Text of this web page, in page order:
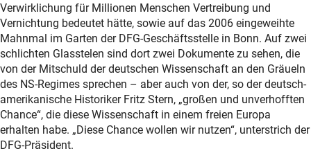
Verwirklichung für Millionen Menschen Vertreibung und
Vernichtung bedeutet hätte, sowie auf das 2006 eingeweihte
Mahnmal im Garten der DFG-Geschäftsstelle in Bonn. Auf zwei
schlichten Glasstelen sind dort zwei Dokumente zu sehen, die
von der Mitschuld der deutschen Wissenschaft an den Gräueln
des NS-Regimes sprechen – aber auch von der, so der deutsch-
amerikanische Historiker Fritz Stern, „großen und unverhofften
Chance“, die diese Wissenschaft in einem freien Europa
erhalten habe. „Diese Chance wollen wir nutzen“, unterstrich der
DFG-Präsident.